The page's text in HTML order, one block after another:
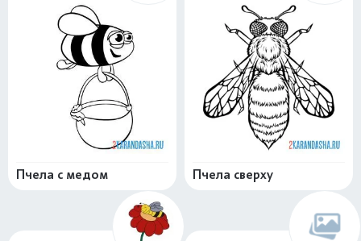
Пчела с медом Пчела сверху